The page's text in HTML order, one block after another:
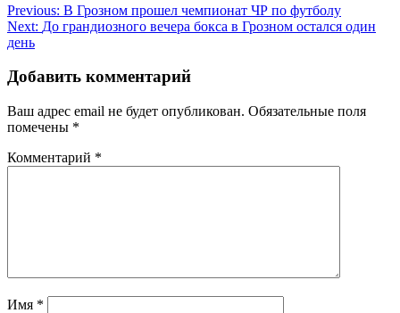
Навигация
по
Previous: В Грозном прошел чемпионат ЧР по футболу
Next: До грандиозного вечера бокса в Грозном остался один
день
Добавить комментарий
Ваш адрес email не будет опубликован. Обязательные поля
помечены *
Комментарий *
Имя *